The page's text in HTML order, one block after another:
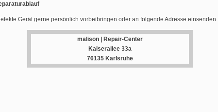
Gerät gerne persönlich vorbeibringen oder an folgende Adresse einsenden.
malison | Repair-Center
Kaiserallee 33a
76135 Karlsruhe